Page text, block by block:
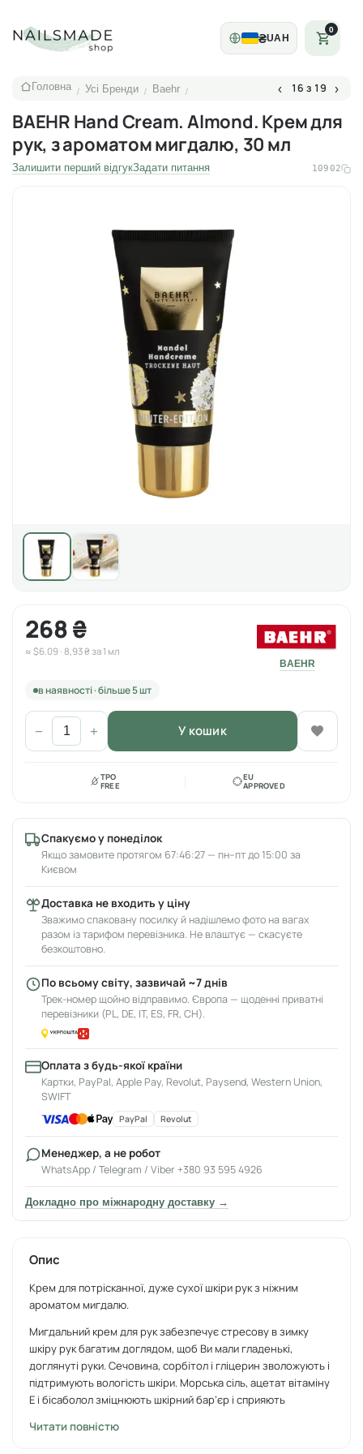
₴UAH
0
Головна / Усі Бренди / Baehr / ‹ 16 з 19 ›
BAEHR Hand Cream. Almond. Крем для
рук, з ароматом мигдалю, 30 мл
Залишити перший відгукЗадати питання 10902
268 ₴
≈ $6.09 · 8,93 ₴ за 1 мл
BAEHR
в наявності · більше 5 шт
− + У кошик
TPO
FREE
EU
APPROVED
Спакуємо у понеділок
Якщо замовите протягом 67:46:27 — пн–пт до 15:00 за
Києвом
Доставка не входить у ціну
Зважимо спаковану посилку й надішлемо фото на вагах
разом із тарифом перевізника. Не влаштує — скасуєте
безкоштовно.
По всьому світу, зазвичай ~7 днів
Трек-номер щойно відправимо. Європа — щоденні приватні
перевізники (PL, DE, IT, ES, FR, CH).
Оплата з будь-якої країни
Картки, PayPal, Apple Pay, Revolut, Paysend, Western Union,
SWIFT
PayPal Revolut
Менеджер, а не робот
WhatsApp / Telegram / Viber +380 93 595 4926
Докладно про міжнародну доставку →
Опис
Крем для потрісканної, дуже сухої шкіри рук з ніжним
ароматом мигдалю.
Мигдальний крем для рук забезпечує стресову в зимку
шкіру рук багатим доглядом, щоб Ви мали гладенькі,
доглянуті руки. Сечовина, сорбітол і гліцерин зволожують і
підтримують вологість шкіри. Морська сіль, ацетат вітаміну
Е і бісабололзміцнюють шкірний бар’єр і сприяють
Читати повністю